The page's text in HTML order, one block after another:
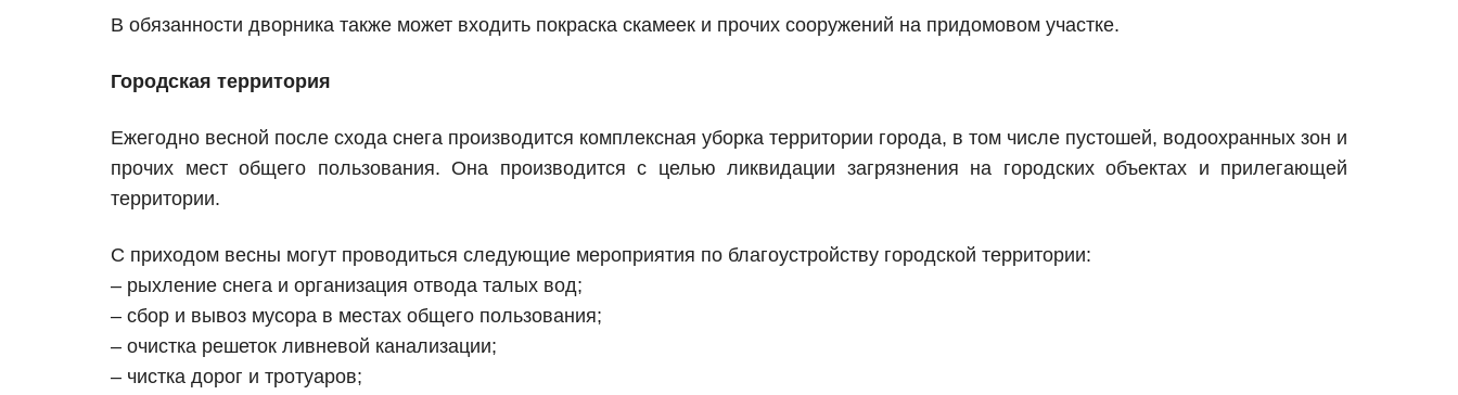
В обязанности дворника также может входить покраска скамеек и прочих сооружений на придомовом участке.
Городская территория
Ежегодно весной после схода снега производится комплексная уборка территории города, в том числе пустошей, водоохранных зон и
прочих мест общего пользования. Она производится с целью ликвидации загрязнения на городских объектах и прилегающей
территории.
С приходом весны могут проводиться следующие мероприятия по благоустройству городской территории:
– рыхление снега и организация отвода талых вод;
– сбор и вывоз мусора в местах общего пользования;
– очистка решеток ливневой канализации;
– чистка дорог и тротуаров;